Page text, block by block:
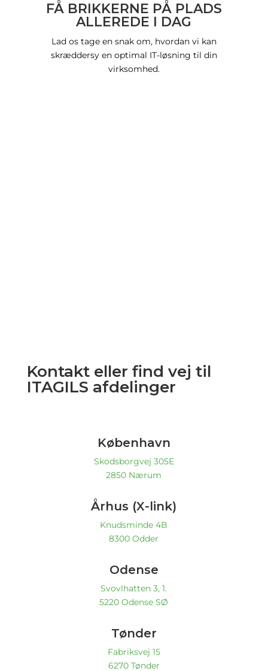
FÅ BRIKKERNE PÅ PLADS
ALLEREDE I DAG
Lad os tage en snak om, hvordan vi kan
skræddersy en optimal IT-løsning til din
virksomhed.
Kontakt eller find vej til
ITAGILS afdelinger
København
Skodsborgvej 305E
2850 Nærum
Århus (X-link)
Knudsminde 4B
8300 Odder
Odense
Svovlhatten 3, 1.
5220 Odense SØ
Tønder
Fabriksvej 15
6270 Tønder